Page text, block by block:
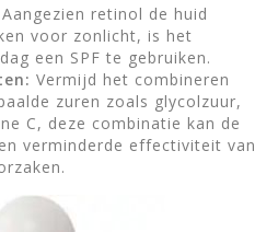
Aangezien retinol de huid
voor zonlicht, is het
een SPF te gebruiken.
Vermijd het combineren
zuren zoals glycolzuur,
C, deze combinatie kan de
verminderde effectiviteit van